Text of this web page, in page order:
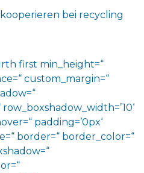
bei recycling
first min_height=“
custom_margin=“
padding=’0px‘
border=“ border_color=“